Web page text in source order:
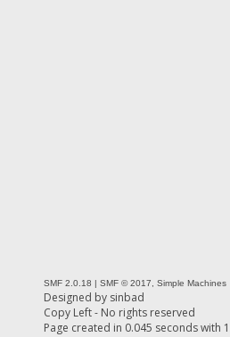
SMF 2.0.18 SMF © 2017, Simple Machines
Designed by sinbad
Copy Left - No rights reserved
Page created in 0.045 seconds with